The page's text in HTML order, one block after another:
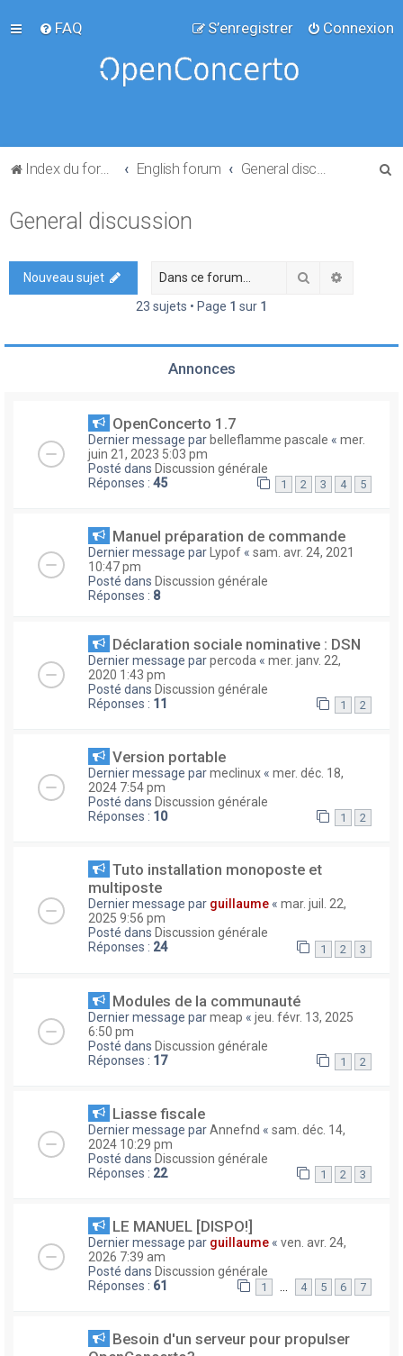
FAQ Connexion
S’enregistrer
Index du forum English forum
h
General discussion
Nouveau sujet Rechercher
23 sujets • Page 1 sur 1
Annonces
OpenConcerto 1.7
Dernier message par belleflamme pascale « mer.
juin 21, 2023 5:03 pm
Posté dans Discussion générale
Réponses : 45 1 2 3 4 5
Manuel préparation de commande
Dernier message par Lypof « sam. avr. 24, 2021
10:47 pm
Posté dans Discussion générale
Réponses : 8
Déclaration sociale nominative : DSN
Dernier message parpercoda « mer. janv. 22,
2020 1:43 pm
Posté dans Discussion générale
Réponses : 11 1 2
Version portable
Dernier message parmeclinux « mer. déc. 18,
2024 7:54 pm
Posté dans Discussion générale
Réponses : 10 1 2
Tuto installation monoposte et
multiposte
Dernier message par guillaume « mar. juil. 22,
2025 9:56 pm
Posté dans Discussion générale
Réponses : 24 1 2 3
Modules de la communauté
Dernier message parmeap « jeu. févr. 13, 2025
6:50 pm
Posté dans Discussion générale
Réponses : 17 1 2
Liasse fiscale
Dernier message parAnnefnd « sam. déc. 14,
2024 10:29 pm
Posté dans Discussion générale
Réponses : 22 1 2 3
LE MANUEL [DISPO!]
Dernier message par guillaume « ven. avr. 24,
2026 7:39 am
Posté dans Discussion générale
Réponses : 61 1 … 4 5 6 7
Besoin d'un serveur pour propulser